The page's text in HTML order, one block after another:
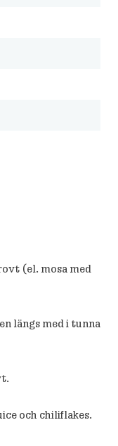
(el. mosa med
längs med i tunna
och chiliflakes.